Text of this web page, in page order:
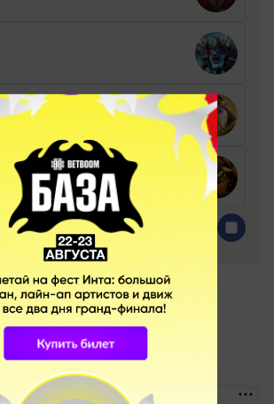
своим
Васильченко
LEGENDWP
Dota 2
MMR